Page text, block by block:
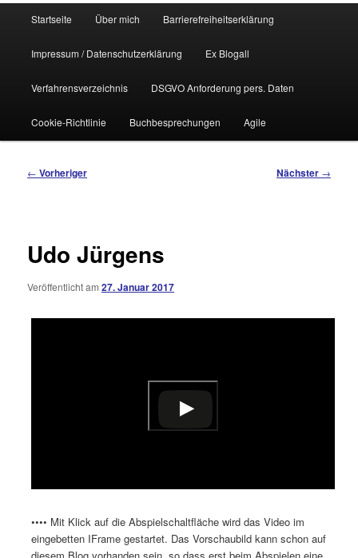
Startseite Über mich Barrierefreiheitserklärung
Impressum / Datenschutzerklärung Ex Blogall
Verfahrensverzeichnis DSGVO Anforderung pers. Daten
Cookie-Richtlinie Buchbesprechungen Agile
Beitragsnavigation
← Vorheriger Nächster →
Udo Jürgens
Veröffentlicht am27. Januar 2017
•••• Mit Klick auf die Abspielschaltfläche wird das Video im
eingebetten IFrame gestartet. Das Vorschaubild kann schon auf